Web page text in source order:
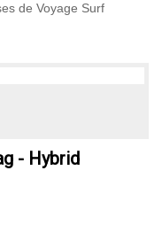
de Voyage Surf
- Hybrid